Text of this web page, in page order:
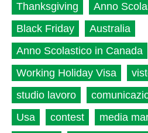
Thanksgiving
Anno
Black Friday
Australia
Anno Scolastico in Canada
Working Holiday Visa
studio lavoro
Usa
contest media